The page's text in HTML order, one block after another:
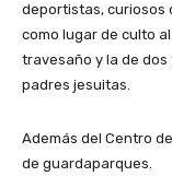
deportistas, curiosos
como lugar de culto
travesaño y la de
padres jesuitas.
Además del Centro
de guardaparques.